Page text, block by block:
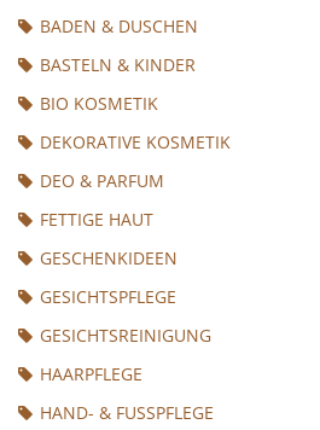
BADEN & DUSCHEN
BASTELN & KINDER
BIO KOSMETIK
DEKORATIVE KOSMETIK
DEO & PARFUM
FETTIGE HAUT
GESCHENKIDEEN
GESICHTSPFLEGE
GESICHTSREINIGUNG
HAARPFLEGE
HAND- & FUSSPFLEGE